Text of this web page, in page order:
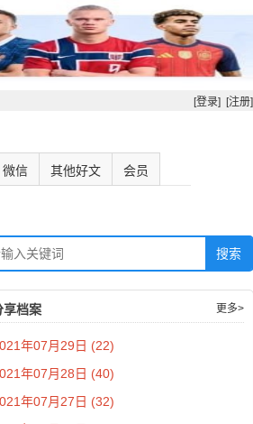
[登录] [注册]
微信 其他好文 会员
享档案 更多>
年07月29日 (22)
年07月28日 (40)
年07月27日 (32)